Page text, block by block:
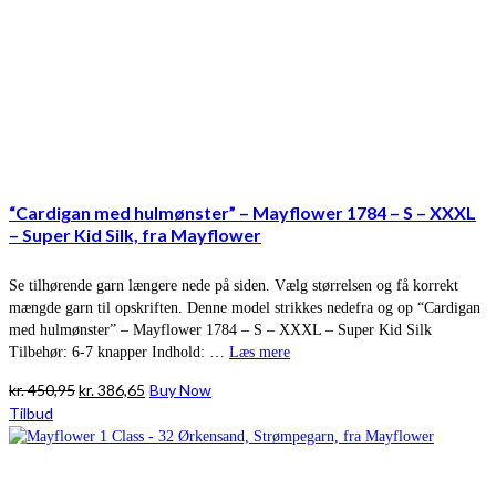
“Cardigan med hulmønster” – Mayflower 1784 – S – XXXL
– Super Kid Silk, fra Mayflower
Se tilhørende garn længere nede på siden. Vælg størrelsen og få korrekt
mængde garn til opskriften. Denne model strikkes nedefra og op “Cardigan
med hulmønster” – Mayflower 1784 – S – XXXL – Super Kid Silk
Tilbehør: 6-7 knapper Indhold: … Læs mere
kr.450,95Den
pris
kr.386,65 Den
pris
Buy Now
Tilbud